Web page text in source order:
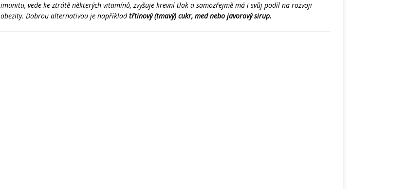
imunitu, vede ke ztrátě některých vitamínů, zvyšuje krevní tlak a samozřejmě má i svůj podíl na rozvoji
obezity. Dobrou alternativou je napříkladtřtinový (tmavý) cukr, med nebo javorový sirup.